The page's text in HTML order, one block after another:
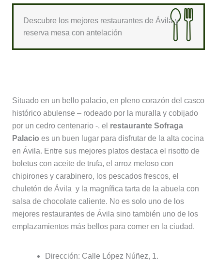
Descubre los mejores restaurantes de Ávila y
reserva mesa con antelación
Situado en un bello palacio, en pleno corazón del casco
histórico abulense – rodeado por la muralla y cobijado
por un cedro centenario -. el restaurante Sofraga
Palacio es un buen lugar para disfrutar de la alta cocina
en Ávila. Entre sus mejores platos destaca el risotto de
boletus con aceite de trufa, el arroz meloso con
chipirones y carabinero, los pescados frescos, el
chuletón de Ávila y la magnífica tarta de la abuela con
salsa de chocolate caliente. No es solo uno de los
mejores restaurantes de Ávila sino también uno de los
emplazamientos más bellos para comer en la ciudad.
Dirección: Calle López Núñez, 1.